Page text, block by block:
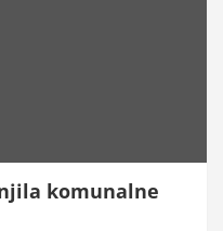
komunalne